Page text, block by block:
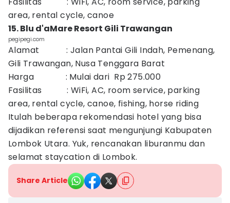
area, rental cycle, canoe
15. Blu d'aMare Resort Gili Trawangan
pegipegi.com
Alamat : Jalan Pantai Gili Indah, Pemenang,
Gili Trawangan, Nusa Tenggara Barat
Harga : Mulai dari Rp 275.000
Fasilitas : WiFi, AC, room service, parking
area, rental cycle, canoe, fishing, horse riding
Itulah beberapa rekomendasi hotel yang bisa
dijadikan referensi saat mengunjungi Kabupaten
Lombok Utara. Yuk, rencanakan liburanmu dan
selamat staycation di Lombok.
Share Article